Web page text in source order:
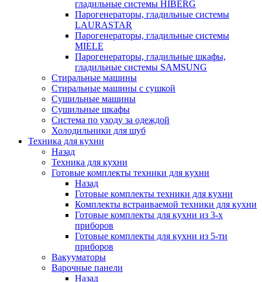
гладильные системы HIBERG
Парогенераторы, гладильные системы
LAURASTAR
Парогенераторы, гладильные системы
MIELE
Парогенераторы, гладильные шкафы,
гладильные системы SAMSUNG
Стиральные машины
Стиральные машины с сушкой
Сушильные машины
Сушильные шкафы
Система по уходу за одеждой
Холодильники для шуб
Техника для кухни
Назад
Техника для кухни
Готовые комплекты техники для кухни
Назад
Готовые комплекты техники для кухни
Комплекты встраиваемой техники для кухни
Готовые комплекты для кухни из 3-х
приборов
Готовые комплекты для кухни из 5-ти
приборов
Вакууматоры
Варочные панели
Назад